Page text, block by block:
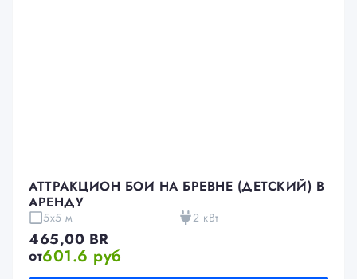
АТТРАКЦИОН БОИ НА БРЕВНЕ (ДЕТСКИЙ) В
АРЕНДУ
5х5 м 2 кВт
465,00 BR
от601.6 руб